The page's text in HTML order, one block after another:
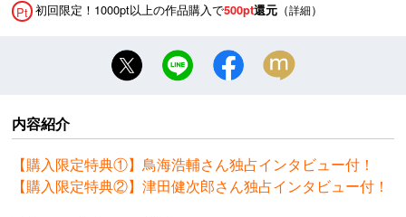
Pt 初回限定！1000pt以上の作品購入で500pt還元 （詳細）
内容紹介
【購入限定特典①】鳥海浩輔さん独占インタビュー付！
【購入限定特典②】津田健次郎さん独占インタビュー付！